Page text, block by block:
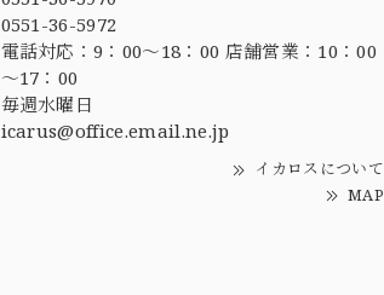
0551-36-5972
電話対応：9：00～18：00 店舗営業：10：00
～17：00
毎週水曜日
icarus@office.email.ne.jp
イカロスについて
MAP